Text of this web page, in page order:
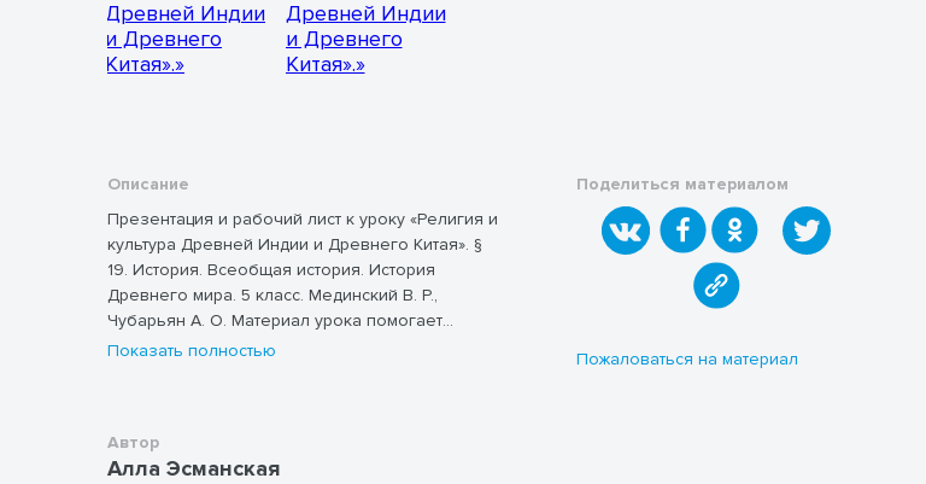
Описание
Презентация и рабочий лист к уроку «Религия и
культура Древней Индии и Древнего Китая​». §
19. История. Всеобщая история. История
Древнего мира. 5 класс. Мединский В. Р.,
Чубарьян А. О. Материал урока помогает
учащимся узнать о культуре и религии жителей
Конфуция, значение достижений
древнекитайской культуры, в том числе
Показать полностью
Поделиться материалом
Пожаловаться на материал
Автор
Алла Эсманская